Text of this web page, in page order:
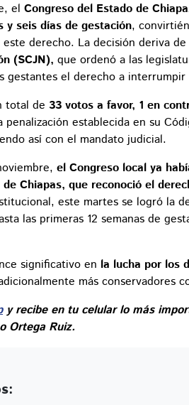
el Congreso del Estado de
y seis días de gestación,
derecho. La decisión deriva
(SCJN), que ordenó a las
gestantes el derecho a interrumpir
total de 33 votos a favor, 1 en
establecida en su
así con el mandato judicial.
el Congreso local ya
Chiapas, que reconoció el
este martes se logró la
las primeras 12 semanas de
significativo en la lucha por los
más conservadores
y recibe en tu celular lo más
Ortega Ruiz.